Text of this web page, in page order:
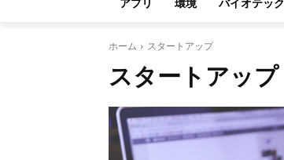
アプリ 環境 バイオテック
ホーム スタートアップ
スタートアップ